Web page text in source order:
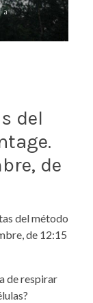
del
de
del método
de 12:15
de respirar